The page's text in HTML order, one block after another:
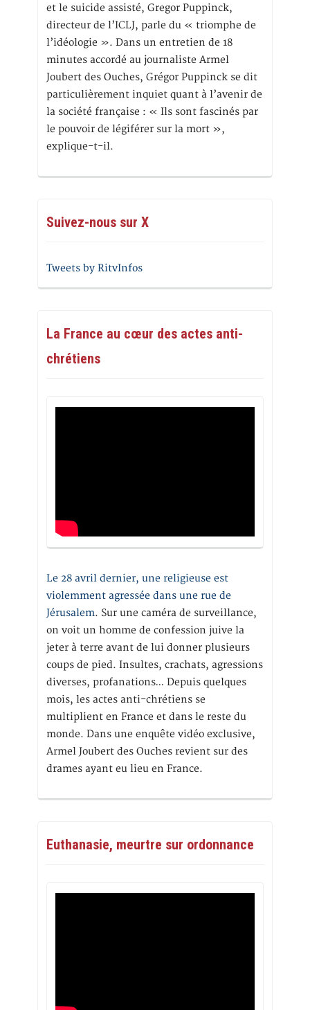
et le suicide assisté, Gregor Puppinck,
directeur de l’ICLJ, parle du « triomphe de
l’idéologie ». Dans un entretien de 18
minutes accordé au journaliste Armel
Joubert des Ouches, Grégor Puppinck se dit
particulièrement inquiet quant à l’avenir de
la société française : « Ils sont fascinés par
le pouvoir de légiférer sur la mort »,
explique-t-il.
Suivez-nous sur X
Tweets by RitvInfos
La France au cœur des actes anti-
chrétiens
Le 28 avril dernier, une religieuse est
violemment agressée dans une rue de
Jérusalem. Sur une caméra de surveillance,
on voit un homme de confession juive la
jeter à terre avant de lui donner plusieurs
coups de pied. Insultes, crachats, agressions
diverses, profanations… Depuis quelques
mois, les actes anti-chrétiens se
multiplient en France et dans le reste du
monde. Dans une enquête vidéo exclusive,
Armel Joubert des Ouches revient sur des
drames ayant eu lieu en France.
Euthanasie, meurtre sur ordonnance